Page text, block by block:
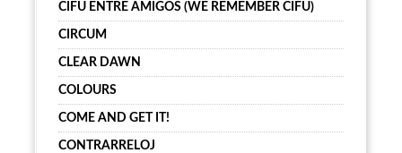
CIFU ENTRE AMIGOS (WE REMEMBER CIFU)
CIRCUM
CLEAR DAWN
COLOURS
COME AND GET IT!
CONTRARRELOJ